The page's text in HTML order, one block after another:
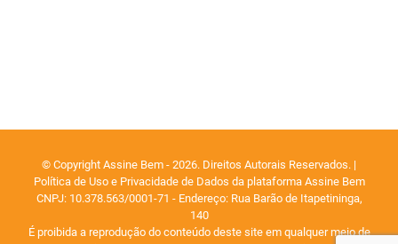
© Copyright Assine Bem - 2026. Direitos Autorais Reservados. |
Política de Uso e Privacidade de Dados da plataforma Assine Bem
CNPJ: 10.378.563/0001-71 - Endereço: Rua Barão de Itapetininga,
140
É proibida a reprodução do conteúdo deste site em qualquer meio de